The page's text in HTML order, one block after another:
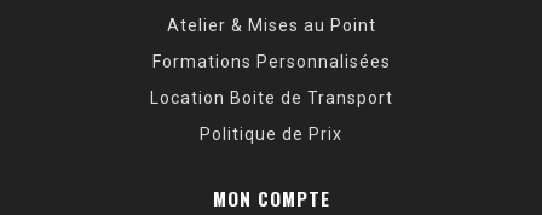
Atelier & Mises au Point
Formations Personnalisées
Location Boite de Transport
Politique de Prix
MON COMPTE